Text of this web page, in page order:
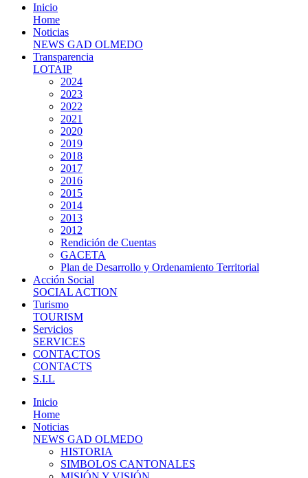
Inicio
Home
Noticias
NEWS GAD OLMEDO
Transparencia
LOTAIP
2024
2023
2022
2021
2020
2019
2018
2017
2016
2015
2014
2013
2012
Rendición de Cuentas
GACETA
Plan de Desarrollo y Ordenamiento Territorial
Acción Social
SOCIAL ACTION
Turismo
TOURISM
Servicios
SERVICES
CONTACTOS
CONTACTS
S.I.L
Inicio
Home
Noticias
NEWS GAD OLMEDO
HISTORIA
SIMBOLOS CANTONALES